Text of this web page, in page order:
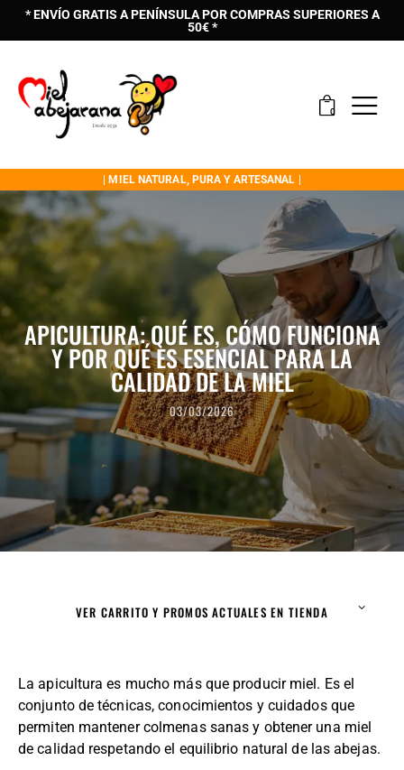
* ENVÍO GRATIS A PENÍNSULA POR COMPRAS SUPERIORES A
50€ *
0
| MIEL NATURAL, PURA Y ARTESANAL |
APICULTURA: QUÉ ES, CÓMO FUNCIONA
Y POR QUÉ ES ESENCIAL PARA LA
CALIDAD DE LA MIEL
03/03/2026
La apicultura es mucho más que producir miel. Es el
conjunto de técnicas, conocimientos y cuidados que
permiten mantener colmenas sanas y obtener una miel
de calidad respetando el equilibrio natural de las abejas.
VER CARRITO Y PROMOS ACTUALES EN TIENDA